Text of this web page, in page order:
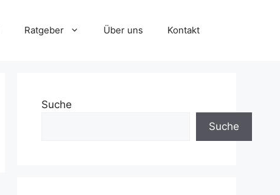
Ratgeber Über uns Kontakt
Suche
Suche